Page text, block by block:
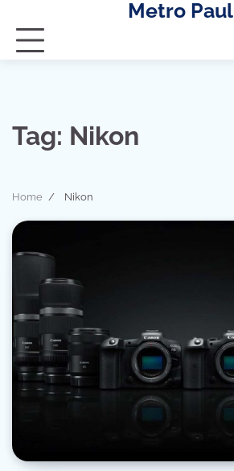
content
Metro Paul
Tag: Nikon
Home Nikon